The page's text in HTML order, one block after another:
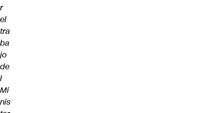
r
el
tra
ba
jo
de
l
Mi
nis